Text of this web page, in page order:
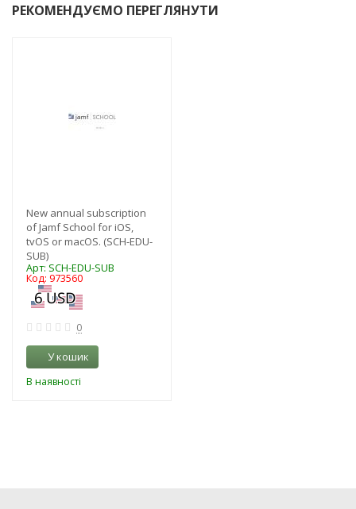
РЕКОМЕНДУЄМО ПЕРЕГЛЯНУТИ
New annual subscription
of Jamf School for iOS,
tvOS or macOS. (SCH-EDU-
SUB)
Арт: SCH-EDU-SUB
Код: 973560
0
У кошик
В наявності